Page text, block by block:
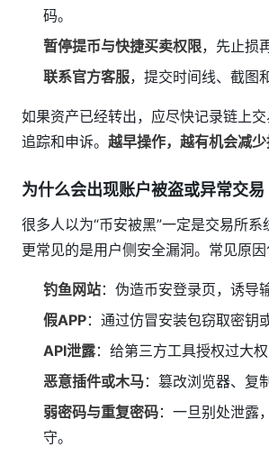
码。
暂停提币与快捷买卖权限，先止损
联系官方客服，提交时间线、截图
如果资产已经转出，应尽快记录链上
追踪和申诉。 越早操作，越有机会减少
为什么会出现账户被盗或异常交易
很多人以为“币安被黑”一定是交易所
更常见的是用户侧安全漏洞。常见原因
钓鱼网站：伪造币安登录页，诱导
假APP：通过仿冒安装包窃取密钥
API泄露：给第三方工具授权过大权
恶意插件或木马：篡改浏览器、复
弱密码与重复密码：一旦别处泄露
守。